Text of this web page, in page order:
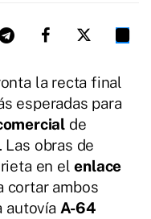
la recta final
esperadas para
de
Las obras de
en elenlace
cortar ambos
autovía A-64